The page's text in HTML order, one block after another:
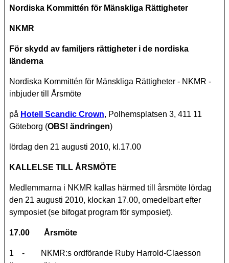
Nordiska Kommittén för Mänskliga Rättigheter
NKMR
För skydd av familjers rättigheter i de nordiska
länderna
Nordiska Kommittén för Mänskliga Rättigheter - NKMR -
inbjuder till Årsmöte
på Hotell Scandic Crown, Polhemsplatsen 3, 411 11
Göteborg (OBS! ändringen)
lördag den 21 augusti 2010, kl.17.00
KALLELSE TILL ÅRSMÖTE
Medlemmarna i NKMR kallas härmed till årsmöte lördag
den 21 augusti 2010, klockan 17.00, omedelbart efter
symposiet (se bifogat program för symposiet).
17.00 Årsmöte
1 - NKMR:s ordförande Ruby Harrold-Claesson